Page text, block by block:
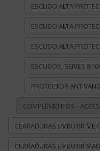
ESCUDO ALTA
ESCUDO ALTA
ESCUDO ALTA
ESCUDOS, SERIES
PROTECTOR
COMPLEMENTOS -
CERRADURAS EMBUTIR
CERRADURAS EMBUTIR